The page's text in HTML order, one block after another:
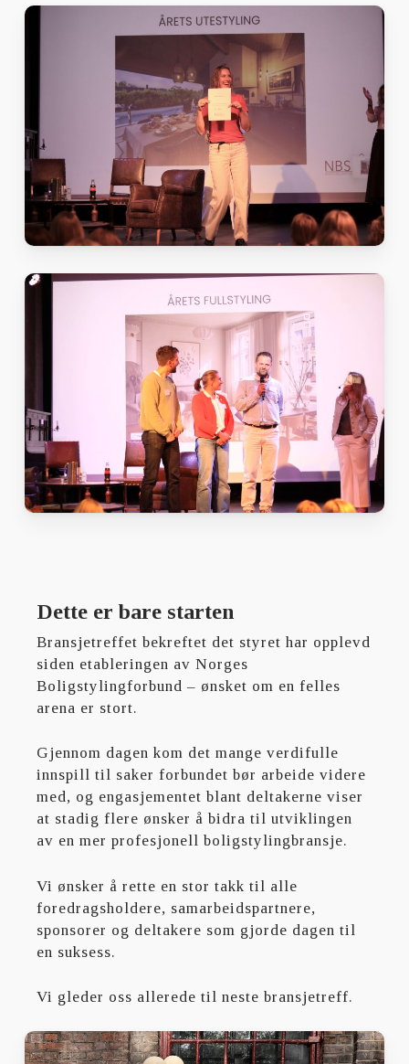
Dette er bare starten
Bransjetreffet bekreftet det styret har opplevd
siden etableringen av Norges
Boligstylingforbund – ønsket om en felles
arena er stort.
Gjennom dagen kom det mange verdifulle
innspill til saker forbundet bør arbeide videre
med, og engasjementet blant deltakerne viser
at stadig flere ønsker å bidra til utviklingen
av en mer profesjonell boligstylingbransje.
Vi ønsker å rette en stor takk til alle
foredragsholdere, samarbeidspartnere,
sponsorer og deltakere som gjorde dagen til
en suksess.
Vi gleder oss allerede til neste bransjetreff.